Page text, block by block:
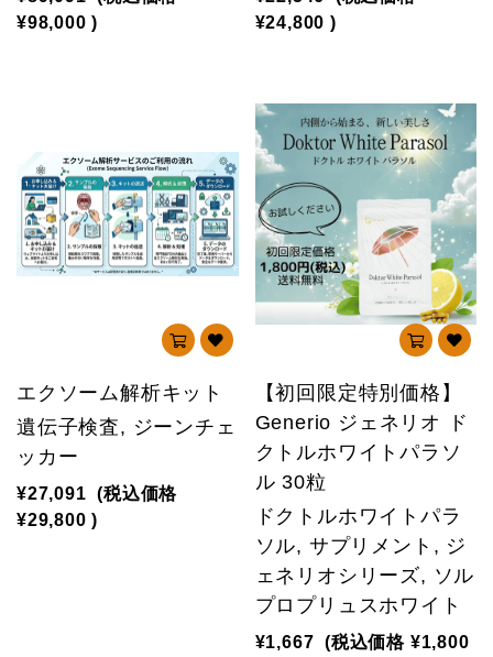
¥98,000 )
¥24,800 )
エクソーム解析キット
遺伝子検査, ジーンチェ
ッカー
¥27,091 (税込価格
¥29,800 )
【初回限定特別価格】
Generio ジェネリオ ド
クトルホワイトパラソ
ル 30粒
ドクトルホワイトパラ
ソル, サプリメント, ジ
ェネリオシリーズ, ソル
プロプリュスホワイト
¥1,667 (税込価格 ¥1,800